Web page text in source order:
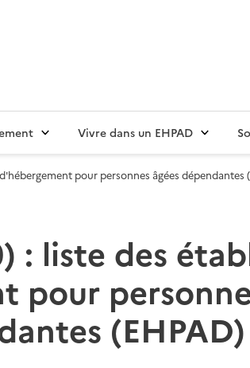
Vivre dans un EHPAD
pour personnes âgées dépendantes
: liste des
pour
(EHPAD)